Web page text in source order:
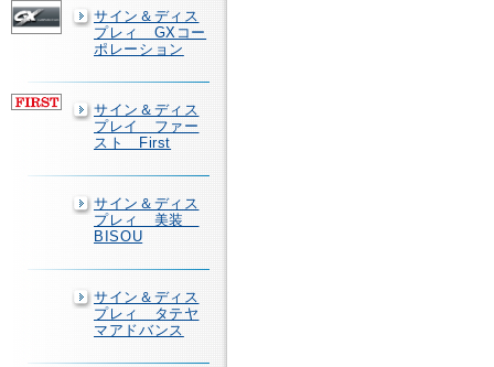
サイン＆ディス
プレィ GXコー
ポレーション
サイン＆ディス
プレイ ファー
スト First
サイン＆ディス
プレィ 美装
BISOU
サイン＆ディス
プレィ タテヤ
マアドバンス